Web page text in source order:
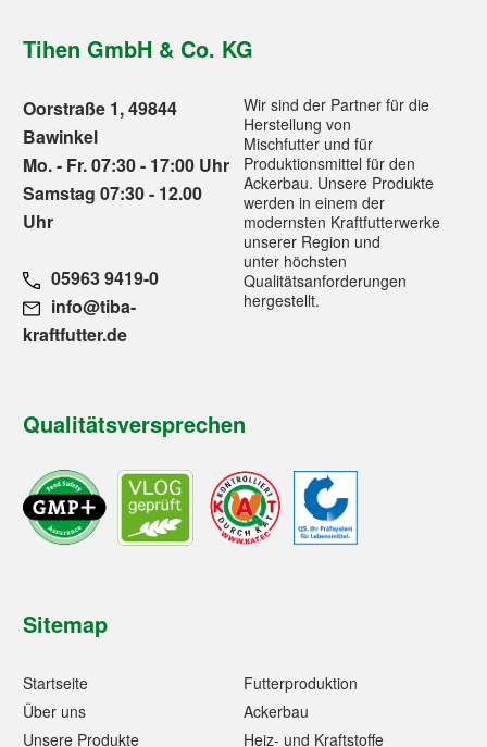
Tihen GmbH & Co. KG
Oorstraße 1, 49844
Bawinkel
Mo. - Fr. 07:30 - 17:00 Uhr
Samstag 07:30 - 12.00
Uhr
05963 9419-0
info@tiba-
kraftfutter.de
Wir sind der Partner für die
Herstellung von
Mischfutter und für
Produktionsmittel für den
Ackerbau. Unsere Produkte
werden in einem der
modernsten Kraftfutterwerke
unserer Region und
unter höchsten
Qualitätsanforderungen
hergestellt.
Qualitätsversprechen
Sitemap
Startseite
Über uns
Unsere Produkte
Futterproduktion
Ackerbau
Heiz- und Kraftstoffe